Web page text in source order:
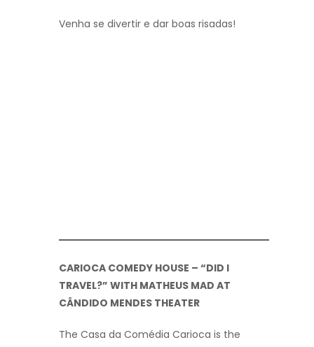
Venha se divertir e dar boas risadas!
CARIOCA COMEDY HOUSE – “DID I
TRAVEL?” WITH MATHEUS MAD AT
CÂNDIDO MENDES THEATER
The Casa da Comédia Carioca is the